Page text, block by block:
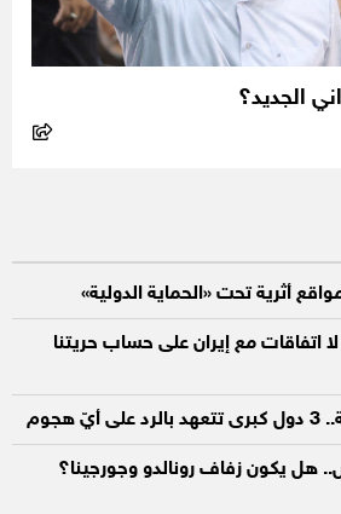
الجديد؟
أثرية تحت «الحماية الدولية»
اتفاقات مع إيران على حساب حريتنا
هل يكون زفاف رونالدو وجورجينا؟